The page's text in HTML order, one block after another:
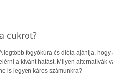
cukrot?
legtöbb fogyókúra és diéta ajánlja,
a kívánt hatást. Milyen alternatívák
is legyen káros számunkra?